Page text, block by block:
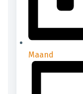
Maand